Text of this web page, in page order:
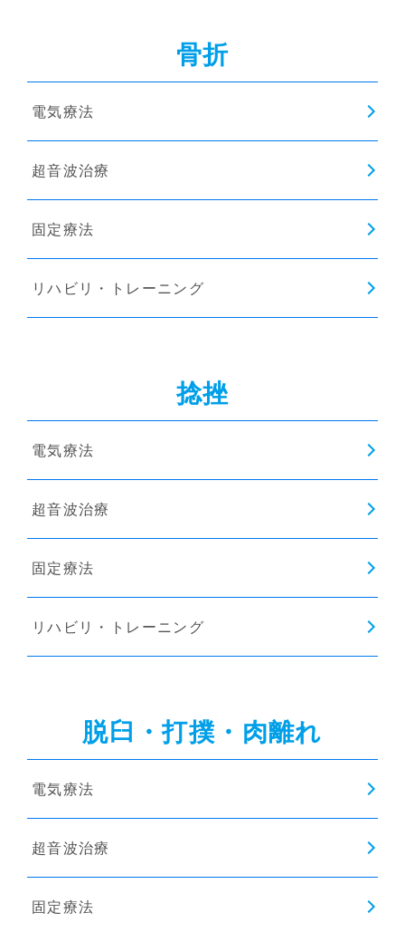
骨折
電気療法
超音波治療
固定療法
リハビリ・トレーニング
捻挫
電気療法
超音波治療
固定療法
リハビリ・トレーニング
脱臼・打撲・肉離れ
電気療法
超音波治療
固定療法